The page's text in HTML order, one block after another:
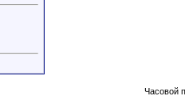
Часовой